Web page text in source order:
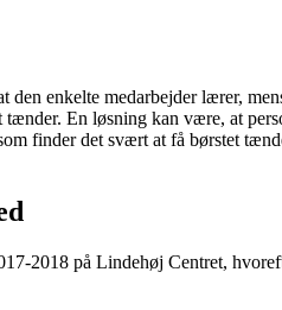
enkelte medarbejder lærer,
En løsning kan være, at
finder det svært at få børstet
2018 på Lindehøj Centret,